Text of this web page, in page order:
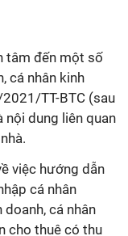
tâm đến một số
cá nhân kinh
TT-BTC (sau
dung liên quan
việc hướng dẫn
cá nhân
doanh, cá nhân
cho thuê có thu